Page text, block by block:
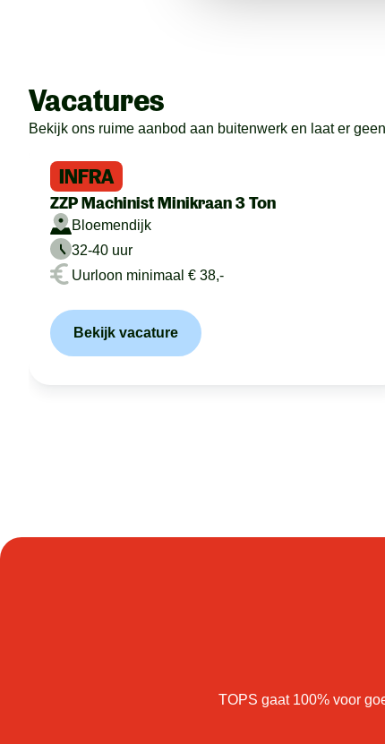
Vacatures
Bekijk ons ruime aanbod aan buitenwerk en laat er
INFRA
ZZP Machinist Minikraan 3 Ton
Bloemendijk
32-40 uur
Uurloon minimaal € 38,-
Bekijk vacature
TOPS gaat 100% voor